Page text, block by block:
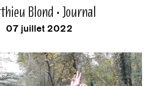
Blond • Journal
07 juillet 2022